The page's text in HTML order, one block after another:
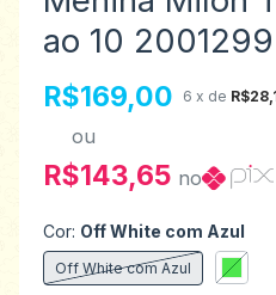
ao 10 2001299
R$169,00 6 x de
ou
R$143,65 no
Cor: Off White com Azul
Off White com Azul